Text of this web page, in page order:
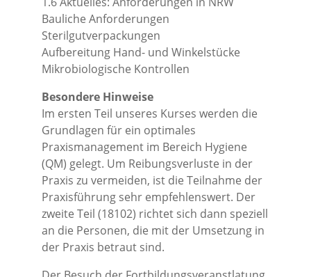
Bauliche Anforderungen
Sterilgutverpackungen
Aufbereitung Hand- und Winkelstücke
Mikrobiologische Kontrollen
Besondere Hinweise
Im ersten Teil unseres Kurses werden die
Grundlagen für ein optimales
Praxismanagement im Bereich Hygiene
(QM) gelegt. Um Reibungsverluste in der
Praxis zu vermeiden, ist die Teilnahme der
Praxisführung sehr empfehlenswert. Der
zweite Teil (18102) richtet sich dann speziell
an die Personen, die mit der Umsetzung in
der Praxis betraut sind.